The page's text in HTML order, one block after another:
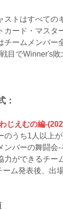
トはすべての
ード・マスタ
ームメンバー
目でWinner's敗
：
じえむの編-
うち1人以上が
バーの舞闘会-
ができるチーム
ム発表後、出場